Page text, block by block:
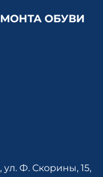
ОБУВИ
ул. Ф. Скорины, 15,